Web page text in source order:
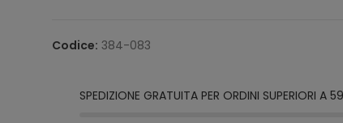
Codice: 384-083
SPEDIZIONE GRATUITA PER ORDINI SUPERIORI A